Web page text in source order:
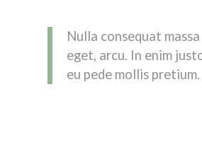
Nulla consequat
eget, arcu. In enim
eu pede mollis